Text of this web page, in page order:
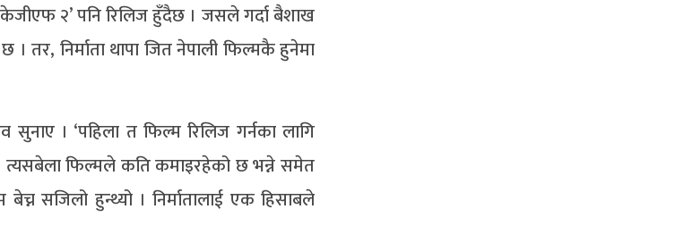
२’ पनि रिलिज हुँदैछ । जसले गर्दा बैशाख
तर, निर्माता थापा जित नेपाली फिल्मकै हुनेमा
सुनाए । ‘पहिला त फिल्म रिलिज गर्नका लागि
त्यसबेला फिल्मले कति कमाइरहेको छ भन्ने समेत
सजिलो हुन्थ्यो । निर्मातालाई एक हिसाबले